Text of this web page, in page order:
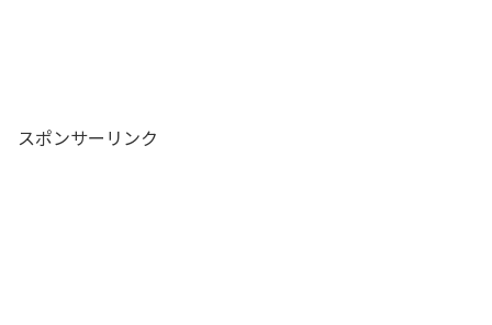
スポンサーリンク